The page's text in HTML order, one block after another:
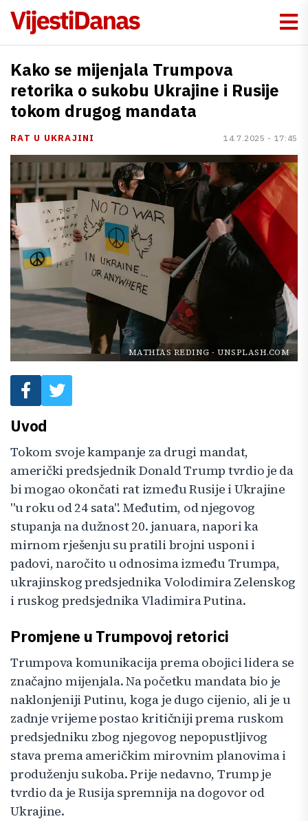
Kako se mijenjala Trumpova
retorika o sukobu Ukrajine i Rusije
tokom drugog mandata
RAT U UKRAJINI 14.7.2025 - 17:45
MATHIAS REDING - UNSPLASH.COM
Uvod
Tokom svoje kampanje za drugi mandat,
američki predsjednik Donald Trump tvrdio je da
bi mogao okončati rat između Rusije i Ukrajine
"u roku od 24 sata". Međutim, od njegovog
stupanja na dužnost 20. januara, napori ka
mirnom rješenju su pratili brojni usponi i
padovi, naročito u odnosima između Trumpa,
ukrajinskog predsjednika Volodimira Zelenskog
i ruskog predsjednika Vladimira Putina.
Promjene u Trumpovoj retorici
Trumpova komunikacija prema obojici lidera se
značajno mijenjala. Na početku mandata bio je
naklonjeniji Putinu, koga je dugo cijenio, ali je u
zadnje vrijeme postao kritičniji prema ruskom
predsjedniku zbog njegovog nepopustljivog
stava prema američkim mirovnim planovima i
produženju sukoba. Prije nedavno, Trump je
tvrdio da je Rusija spremnija na dogovor od
Ukrajine.